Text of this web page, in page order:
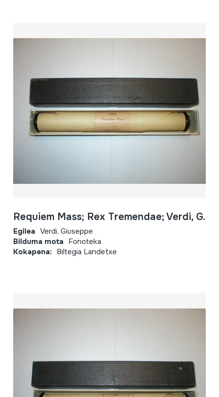
Requiem Mass; Rex Tremendae; Verdi, G.
Egilea Verdi, Giuseppe
Bilduma mota Fonoteka
Kokapena: Biltegia Landetxe